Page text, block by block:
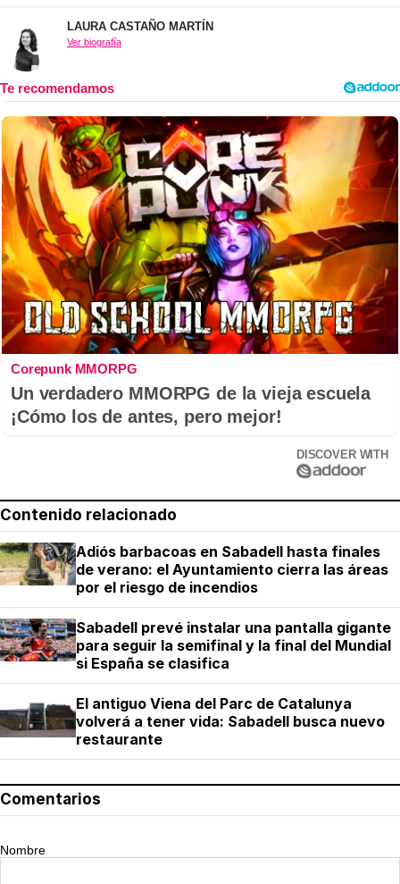
LAURA CASTAÑO MARTÍN
Ver biografía
Corepunk MMORPG
Un verdadero MMORPG de la vieja escuela
¡Cómo los de antes, pero mejor!
DISCOVER WITH
Contenido relacionado
Adiós barbacoas en Sabadell hasta finales
de verano: el Ayuntamiento cierra las áreas
por el riesgo de incendios
Sabadell prevé instalar una pantalla gigante
para seguir la semifinal y la final del Mundial
si España se clasifica
El antiguo Viena del Parc de Catalunya
volverá a tener vida: Sabadell busca nuevo
restaurante
Comentarios
Nombre